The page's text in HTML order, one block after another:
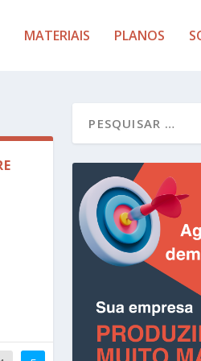
MATERIAIS PLANOS